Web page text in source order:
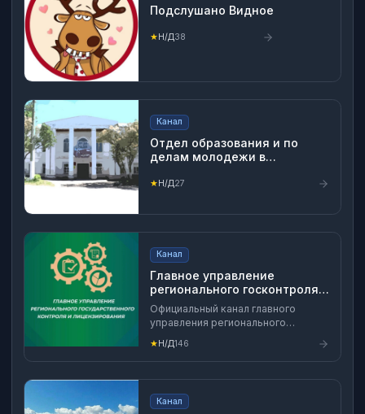
Подслушано Видное
★Н/Д38
Канал
Отдел образования и по
делам молодежи в
★Н/Д27
Канал
Главное управление
регионального госконтроля
Хабаровского края
Официальный канал главного
управления регионального
государственного контроля и
лицензирования Правительства
Хабаровского края Сообщить о
проблеме⬇️
https://dom.gosuslugi.ru/
★Н/Д146
Канал